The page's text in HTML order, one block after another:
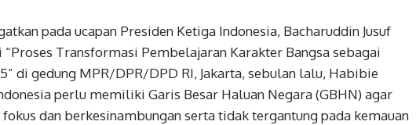
pada ucapan Presiden Ketiga Indonesia, Bacharuddin Jusuf
Transformasi Pembelajaran Karakter Bangsa sebagai
di gedung MPR/DPR/DPD RI, Jakarta, sebulan lalu, Habibie
perlu memiliki Garis Besar Haluan Negara (GBHN) agar
dan berkesinambungan serta tidak tergantung pada kemauan